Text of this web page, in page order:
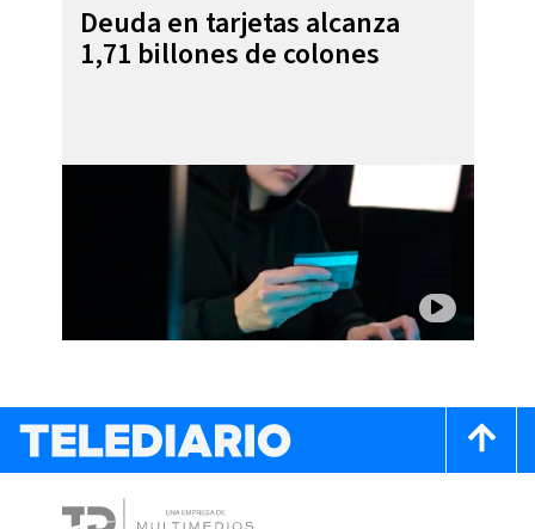
Deuda en tarjetas alcanza
1,71 billones de colones